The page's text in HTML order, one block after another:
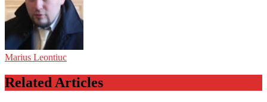
Marius Leontiuc
Related Articles